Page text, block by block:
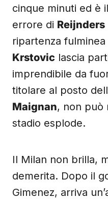
cinque minuti ed è il
errore di Reijnders
ripartenza
Krstovic lascia
imprendibile da
titolare al posto
Maignan, non può
stadio esplode.
Il Milan non brilla,
demerita. Dopo il
Gimenez, arriva